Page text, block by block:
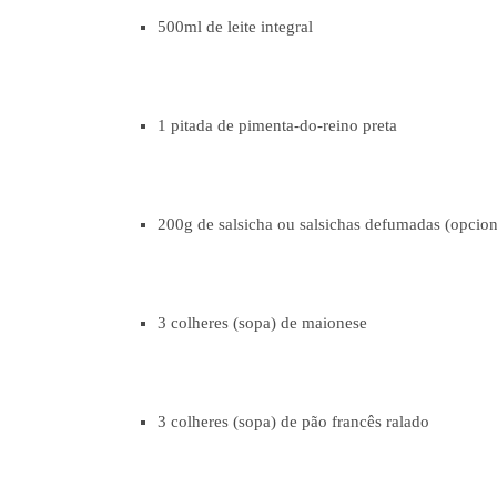
500ml de leite integral
1 pitada de pimenta-do-reino preta
200g de salsicha ou salsichas defumadas
3 colheres (sopa) de maionese
3 colheres (sopa) de pão francês ralado